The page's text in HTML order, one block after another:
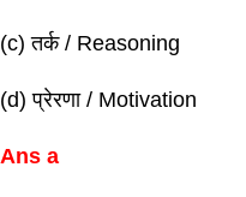
(c) तर्क / Reasoning
(d) प्रेरणा / Motivation
Ans a